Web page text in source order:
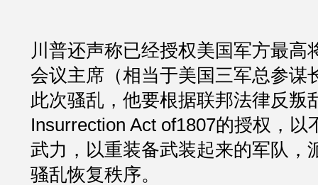
川普还声称已经授权美国军方最高
会议主席（相当于美国三军总参谋
此次骚乱，他要根据联邦法律反叛
Insurrection Act of1807的授权，以
武力，以重装备武装起来的军队，
骚乱恢复秩序。